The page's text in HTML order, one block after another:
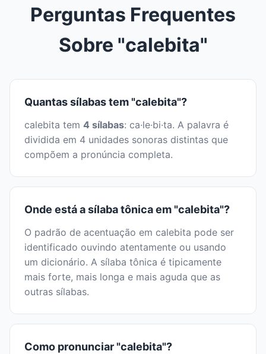
Perguntas Frequentes
Sobre "calebita"
Quantas sílabas tem "calebita"?
calebita tem 4 sílabas: ca·le·bi·ta. A palavra é
dividida em 4 unidades sonoras distintas que
compõem a pronúncia completa.
Onde está a sílaba tônica em "calebita"?
O padrão de acentuação em calebita pode ser
identificado ouvindo atentamente ou usando
um dicionário. A sílaba tônica é tipicamente
mais forte, mais longa e mais aguda que as
outras sílabas.
Como pronunciar "calebita"?